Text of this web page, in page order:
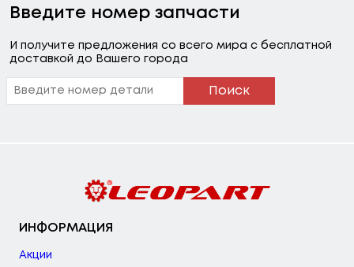
Введите номер запчасти
И получите предложения со всего мира с бесплатной
доставкой до Вашего города
Поиск
ИНФОРМАЦИЯ
Акции